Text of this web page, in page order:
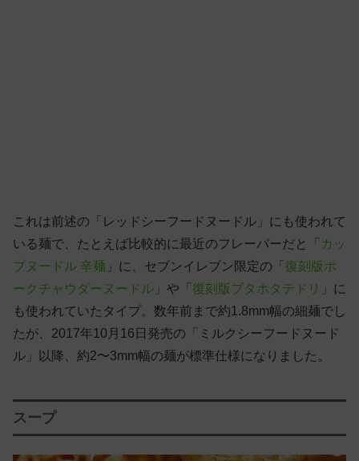
これは前述の「レッドシーフードヌードル」にも使われて
いる麺で、たとえば比較的に最近のフレーバーだと「 カッ
プヌードル 辛麺 」に、セブンイレブン限定の「 復刻版ポ
ークチャウダーヌードル 」や「 復刻版ブタホタテドリ 」に
も使われていたタイプ。数年前まで約1.8mm幅の細麺でし
たが、2017年10月16日発売の「ミルクシーフードヌード
ル」以降、約2〜3mm幅の麺が標準仕様になりました。
スープ